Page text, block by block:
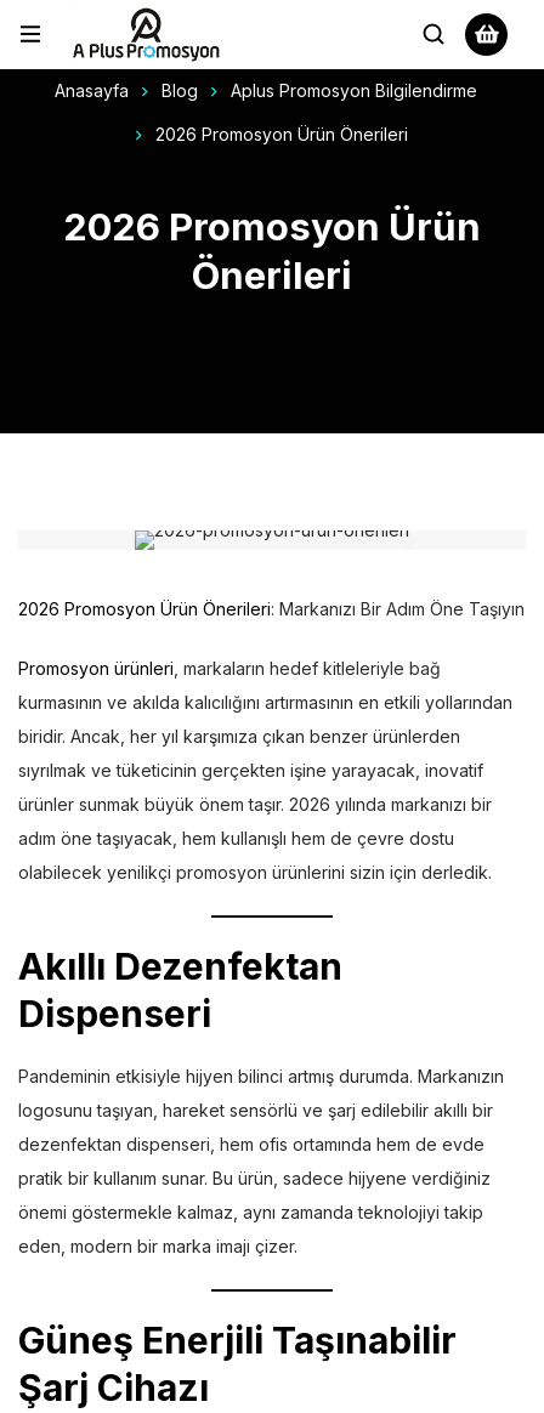
Anasayfa Blog Aplus Promosyon Bilgilendirme
2026 Promosyon Ürün Önerileri
2026 Promosyon Ürün
Önerileri
2026 Promosyon Ürün Önerileri: Markanızı Bir Adım Öne Taşıyın
Promosyon ürünleri , markaların hedef kitleleriyle bağ
kurmasının ve akılda kalıcılığını artırmasının en etkili yollarından
biridir. Ancak, her yıl karşımıza çıkan benzer ürünlerden
sıyrılmak ve tüketicinin gerçekten işine yarayacak, inovatif
ürünler sunmak büyük önem taşır. 2026 yılında markanızı bir
adım öne taşıyacak, hem kullanışlı hem de çevre dostu
olabilecek yenilikçi promosyon ürünlerini sizin için derledik.
Akıllı Dezenfektan
Dispenseri
Pandeminin etkisiyle hijyen bilinci artmış durumda. Markanızın
logosunu taşıyan, hareket sensörlü ve şarj edilebilir akıllı bir
dezenfektan dispenseri, hem ofis ortamında hem de evde
pratik bir kullanım sunar. Bu ürün, sadece hijyene verdiğiniz
önemi göstermekle kalmaz, aynı zamanda teknolojiyi takip
eden, modern bir marka imajı çizer.
Güneş Enerjili Taşınabilir
Şarj Cihazı